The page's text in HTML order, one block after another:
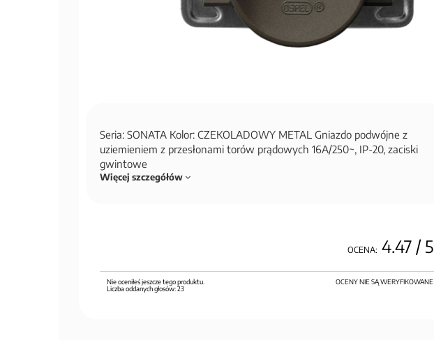
Seria: SONATA Kolor: CZEKOLADOWY METAL Gniazdo podwójne z
uziemieniem z przesłonami torów prądowych 16A/250~, IP-20, zaciski
gwintowe
Więcej szczegółów
OCENA: 4.47/ 5
OCENY NIE SĄ WERYFIKOWANE
Nie oceniłeś jeszcze tego produktu.
Liczba oddanych głosów:23